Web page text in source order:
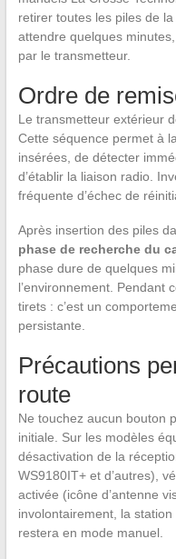
retirer toutes les piles de
attendre quelques
par le transmetteur.
Ordre de
Le transmetteur extérieur
Cette séquence permet à
insérées, de détecter
d’établir la liaison radio.
fréquente d’échec de
Après insertion des piles
phase de recherche du
phase dure de quelques
l’environnement. Pendant
tirets : c’est un
persistante.
Précautions
route
Ne touchez aucun bouton
initiale. Sur les modèles
désactivation de la
WS9180IT+ et d’autres),
activée (icône d’antenne
involontairement, la
restera en mode manuel.